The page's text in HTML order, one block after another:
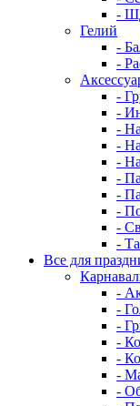
-
Гелий
-
-
-
-
-
-
-
-
-
-
-
-
Все для
-
-
-
-
-
-
-